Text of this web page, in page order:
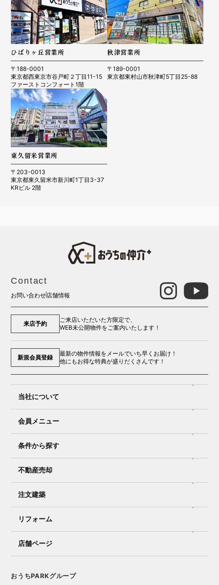
ひばりヶ丘営業所
〒188-0001
東京都西東京市谷戸町２丁目11-15
ファーストコンフォート1階
秋津営業所
〒189-0001
東京都東村山市秋津町5丁目25-88
東久留米営業所
〒203-0013
東京都東久留米市新川町1丁目3-37
KRビル 2階
Contact
お問い合わせ 店舗情報
来店予約
ご来店いただいた方限定で、
WEB未公開物件をご案内いたします！
新規会員登録
最新の物件情報をメールでいち早くお届け！
他にもお得な特典が盛りだくさんです！
当社について
会員メニュー
条件から探す
不動産売却
注文建築
リフォーム
店舗ページ
おうちPARKグループ